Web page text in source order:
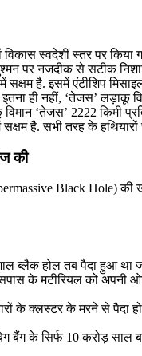
स्वदेशी स्तर पर किया
पर नजदीक से सटीक
है. इसमें एंटीशिप
ही नहीं, ‘तेजस’ लड़ाकू
‘तेजस’ 2222 किमी
है. सभी तरह के
की
Black Hole)
ब्लैक होल तब पैदा हुआ था
के मटीरियल को अपनी
के क्लस्टर के मरने से
बैंग के सिर्फ 10 करोड़